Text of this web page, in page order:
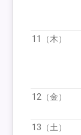
11（木）
12（金）
13（土）